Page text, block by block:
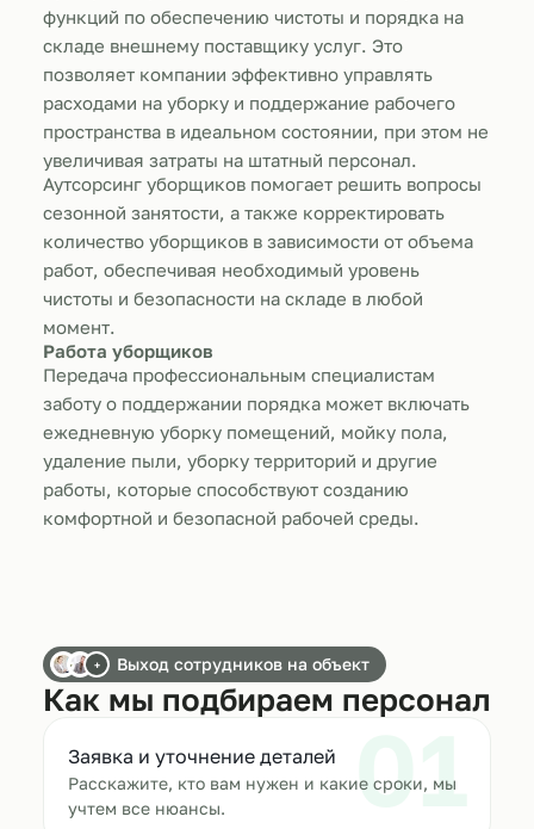
функций по обеспечению чистоты и порядка на
складе внешнему поставщику услуг. Это
позволяет компании эффективно управлять
расходами на уборку и поддержание рабочего
пространства в идеальном состоянии, при этом не
увеличивая затраты на штатный персонал.
Аутсорсинг уборщиков помогает решить вопросы
сезонной занятости, а также корректировать
количество уборщиков в зависимости от объема
работ, обеспечивая необходимый уровень
чистоты и безопасности на складе в любой
момент.
Работа уборщиков
Передача профессиональным специалистам
заботу о поддержании порядка может включать
ежедневную уборку помещений, мойку пола,
удаление пыли, уборку территорий и другие
работы, которые способствуют созданию
комфортной и безопасной рабочей среды.
+ Выход сотрудников на объект
Как мы подбираем персонал
01
Заявка и уточнение деталей
Расскажите, кто вам нужен и какие сроки, мы
учтем все нюансы.